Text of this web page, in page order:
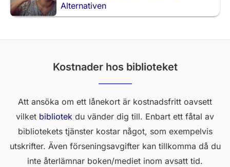
Alternativen
Kostnader hos biblioteket
Att ansöka om ett lånekort är kostnadsfritt oavsett
vilket bibliotek du vänder dig till. Enbart ett fåtal av
bibliotekets tjänster kostar något, som exempelvis
utskrifter. Även förseningsavgifter kan tillkomma då du
inte återlämnar boken/mediet inom avsatt tid.